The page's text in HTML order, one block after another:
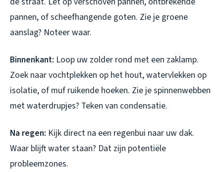
pannen, of scheefhangende goten. Zie je groene
aanslag? Noteer waar.
Binnenkant: Loop uw zolder rond met een zaklamp.
Zoek naar vochtplekken op het hout, watervlekken op
isolatie, of muf ruikende hoeken. Zie je spinnenwebben
met waterdrupjes? Teken van condensatie.
Na regen: Kijk direct na een regenbui naar uw dak.
Waar blijft water staan? Dat zijn potentiële
probleemzones.